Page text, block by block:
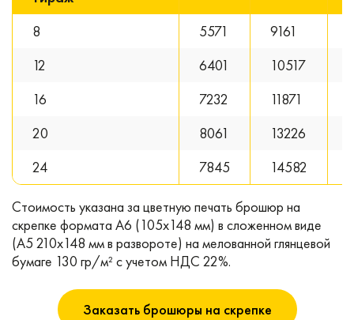
8
5571 9161
12
6401 10517
16
7232 11871
20
8061 13226
24
7845 14582
Стоимость указана за цветную печать брошюр на
скрепке формата А6 (105х148 мм) в сложенном виде
(А5 210х148 мм в развороте) на мелованной глянцевой
бумаге 130 гр/м² с учетом НДС 22%.
Заказать брошюры на скрепке